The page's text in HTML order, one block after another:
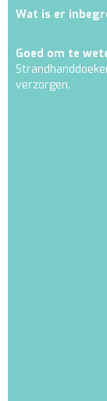
Wat is er
Goed om te
verzorgen.